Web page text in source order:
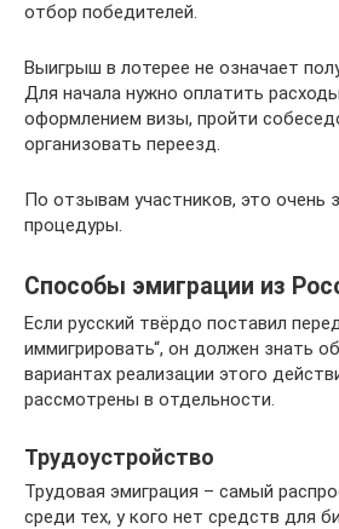
отбор победителей.
Выигрыш в лотерее не означает
Для начала нужно оплатить
оформлением визы, пройти
организовать переезд.
По отзывам участников, это очень
процедуры.
Способы эмиграции из
Если русский твёрдо поставил
иммигрировать“, он должен знать
вариантах реализации этого
рассмотрены в отдельности.
Трудоустройство
Трудовая эмиграция – самый
среди тех, у кого нет средств для